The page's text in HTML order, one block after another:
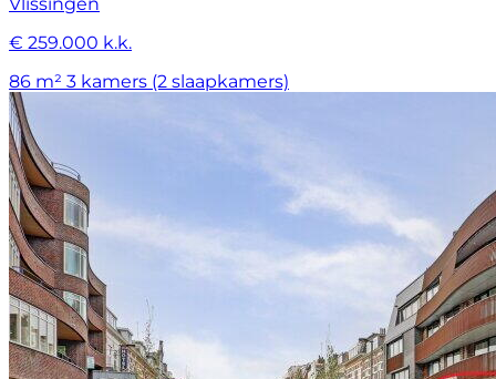
€ 259.000 k.k.
86 m² 3 kamers (2 slaapkamers)